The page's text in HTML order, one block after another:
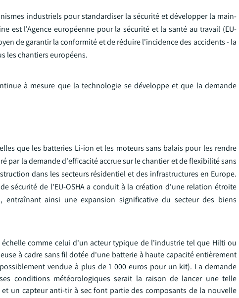
industriels pour standardiser la sécurité et développer la main-
est l'Agence européenne pour la sécurité et la santé au travail (EU-
de garantir la conformité et de réduire l'incidence des accidents - la
les chantiers européens.
à mesure que la technologie se développe et que la demande
que les batteries Li-ion et les moteurs sans balais pour les rendre
par la demande d'efficacité accrue sur le chantier et de flexibilité sans
dans les secteurs résidentiel et des infrastructures en Europe.
sécurité de l'EU-OSHA a conduit à la création d'une relation étroite
ainsi une expansion significative du secteur des biens
comme celui d'un acteur typique de l'industrie tel que Hilti ou
à cadre sans fil dotée d'une batterie à haute capacité entièrement
vendue à plus de 1 000 euros pour un kit). La demande
conditions météorologiques serait la raison de lancer une telle
un capteur anti-tir à sec font partie des composants de la nouvelle